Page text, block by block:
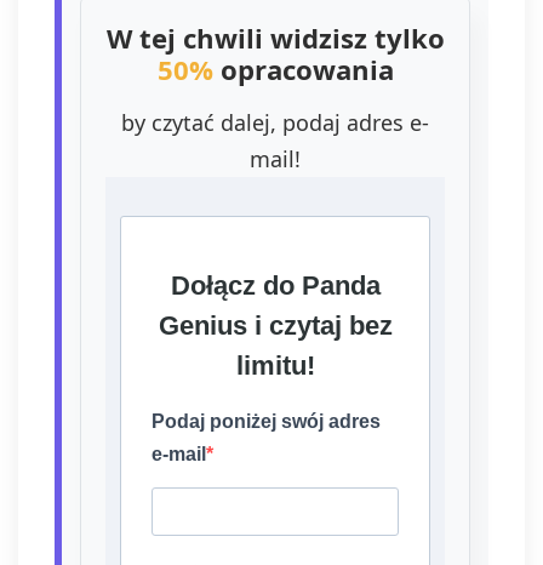
W tej chwili widzisz tylko
50%opracowania
by czytać dalej, podaj adres e-
mail!
Dołącz do Panda
Genius i czytaj bez
limitu!
Podaj poniżej swój adres
e-mail